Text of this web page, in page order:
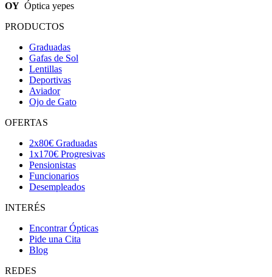
OY Óptica yepes
PRODUCTOS
Graduadas
Gafas de Sol
Lentillas
Deportivas
Aviador
Ojo de Gato
OFERTAS
2x80€ Graduadas
1x170€ Progresivas
Pensionistas
Funcionarios
Desempleados
INTERÉS
Encontrar Ópticas
Pide una Cita
Blog
REDES